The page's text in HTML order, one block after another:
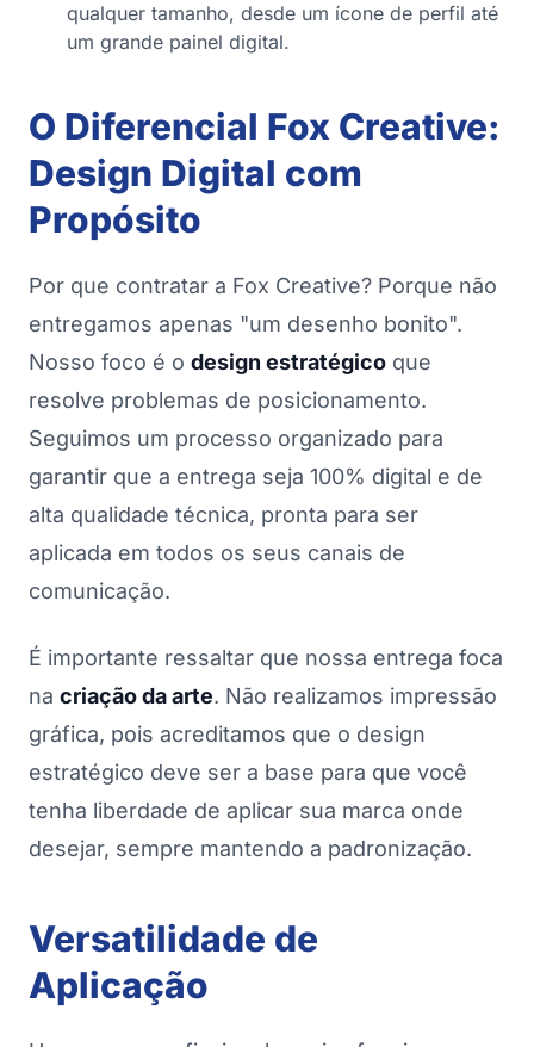
qualquer tamanho, desde um ícone de perfil até
um grande painel digital.
O Diferencial Fox Creative:
Design Digital com
Propósito
Por que contratar a Fox Creative? Porque não
entregamos apenas "um desenho bonito".
Nosso foco é o design estratégico que
resolve problemas de posicionamento.
Seguimos um processo organizado para
garantir que a entrega seja 100% digital e de
alta qualidade técnica, pronta para ser
aplicada em todos os seus canais de
comunicação.
É importante ressaltar que nossa entrega foca
na criação da arte. Não realizamos impressão
gráfica, pois acreditamos que o design
estratégico deve ser a base para que você
tenha liberdade de aplicar sua marca onde
desejar, sempre mantendo a padronização.
Versatilidade de
Aplicação